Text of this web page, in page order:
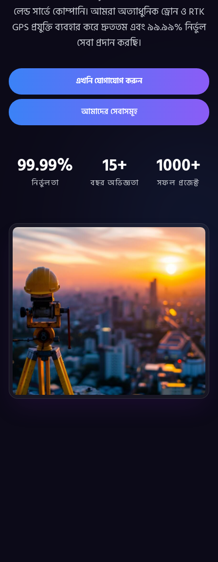
লেন্ড সার্ভে কোম্পানি। আমরা অত্যাধুনিক ড্রোন ও RTK
GPS প্রযুক্তি ব্যবহার করে দ্রুততম এবং ৯৯.৯৯% নির্ভুল
সেবা প্রদান করছি।
এখনি যোগাযোগ করুন
আমাদের সেবাসমূহ
99.99%
নির্ভুলতা
15+
বছর অভিজ্ঞতা
1000+
সফল প্রজেক্ট